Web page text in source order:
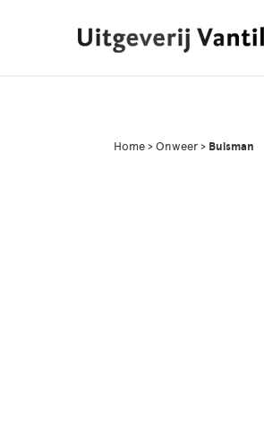
Home > Onweer > Buisman